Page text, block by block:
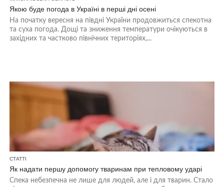
Якою буде погода в Україні в перші дні осені
На початку вересня на півдні України продовжиться спекотна
та суха погода. Дощі та зниження температури очікуються в
західних та частково північних територіях,...
СТАТТІ
Як надати першу допомогу тваринам при тепловому ударі
Спека небезпечна не лише для людей, але і для тварин. Стало